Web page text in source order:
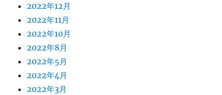
2022年12月
2022年11月
2022年10月
2022年8月
2022年5月
2022年4月
2022年3月